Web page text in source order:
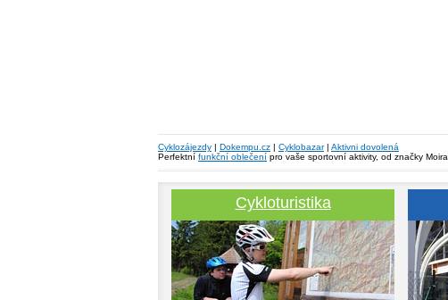
Cyklozájezdy | Dokempu.cz | Cyklobazar| Aktivni dovolená
Perfektní funkční oblečení pro vaše sportovní aktivity, od značky Moira.
Cykloturistika